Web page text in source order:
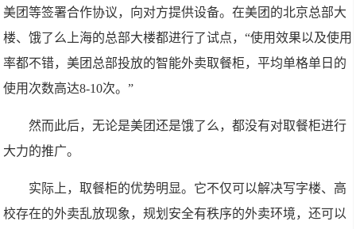
美团等签署合作协议，向对方提供设备。在美团的北京总部大
楼、饿了么上海的总部大楼都进行了试点，“使用效果以及使用
率都不错，美团总部投放的智能外卖取餐柜，平均单格单日的
使用次数高达8-10次。”
然而此后，无论是美团还是饿了么，都没有对取餐柜进行
大力的推广。
实际上，取餐柜的优势明显。它不仅可以解决写字楼、高
校存在的外卖乱放现象，规划安全有秩序的外卖环境，还可以